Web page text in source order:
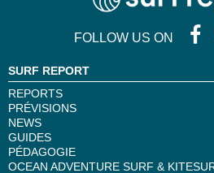
FOLLOW US ON
SURF REPORT
REPORTS
PRÉVISIONS
NEWS
GUIDES
PÉDAGOGIE
OCEAN ADVENTURE SURF &